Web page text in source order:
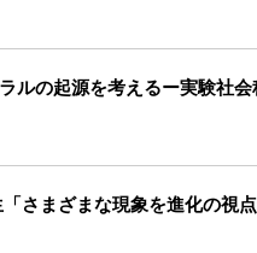
の起源を考えるー実験社会
さまざまな現象を進化の視